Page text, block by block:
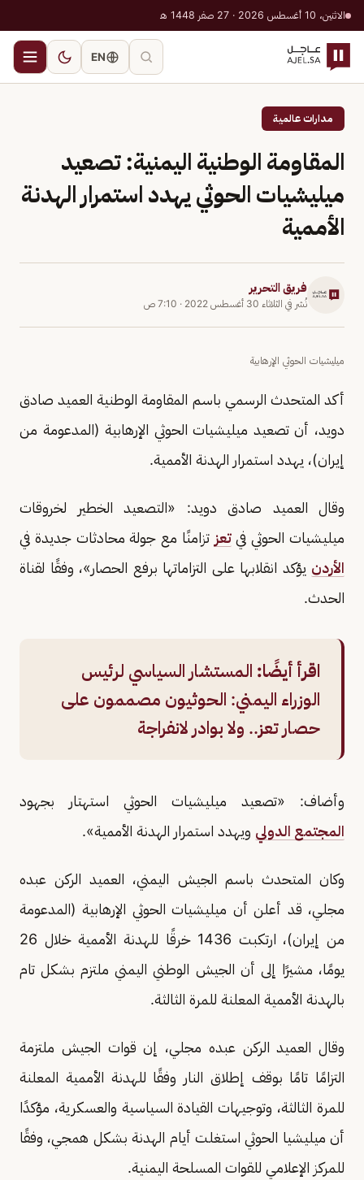
الاثنين، 10 أغسطس 2026 · 27 صفر 1448 هـ
EN
مدارات عالمية
المقاومة الوطنية اليمنية: تصعيد
ميليشيات الحوثي يهدد استمرار الهدنة
الأممية
فريق التحرير
نُشر في الثلاثاء 30 أغسطس 2022 · 7:10 ص
ميليشيات الحوثي الإرهابية
أكد المتحدث الرسمي باسم المقاومة الوطنية العميد صادق
دويد، أن تصعيد ميليشيات الحوثي الإرهابية (المدعومة من
إيران)، يهدد استمرار الهدنة الأممية.
وقال العميد صادق دويد: «التصعيد الخطير لخروقات
ميليشيات الحوثي فيتعز تزامنًا مع جولة محادثات جديدة في
الأردن يؤكد انقلابها على التزاماتها برفع الحصار»، وفقًا لقناة
الحدث.
اقرأ أيضًا: المستشار السياسي لرئيس
الوزراء اليمني: الحوثيون مصممون على
حصار تعز.. ولا بوادر لانفراجة
وأضاف: «تصعيد ميليشيات الحوثي استهتار بجهود
المجتمع الدولي ويهدد استمرار الهدنة الأممية».
وكان المتحدث باسم الجيش اليمني، العميد الركن عبده
مجلي، قد أعلن أن ميليشيات الحوثي الإرهابية (المدعومة
من إيران)، ارتكبت 1436 خرقًا للهدنة الأممية خلال 26
يومًا، مشيرًا إلى أن الجيش الوطني اليمني ملتزم بشكل تام
بالهدنة الأممية المعلنة للمرة الثالثة.
وقال العميد الركن عبده مجلي، إن قوات الجيش ملتزمة
التزامًا تامًا بوقف إطلاق النار وفقًا للهدنة الأممية المعلنة
للمرة الثالثة، وتوجيهات القيادة السياسية والعسكرية، مؤكدًا
أن ميليشيا الحوثي استغلت أيام الهدنة بشكل همجي، وفقًا
للمركز الإعلامي للقوات المسلحة اليمنية.